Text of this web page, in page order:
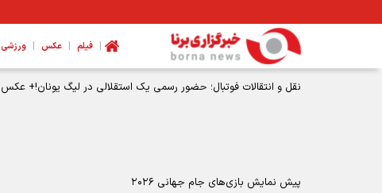
| فیلم | عکس | ورزشی
نقل و انتقالات فوتبال؛ حضور رسمی یک استقلالی در لیگ یونان!+ عکس
پیش نمایش بازی‌های جام جهانی ۲۰۲۶